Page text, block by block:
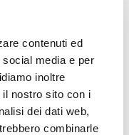
contenuti ed
media e per
inoltre
nostro sito con i
dei dati web,
combinarle
PRODUIT